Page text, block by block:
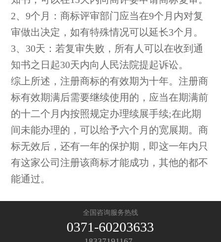
2、9个月：商标评审部门应当在9个月内对复
审做出决定，如有特殊情况可以延长3个月。
3、30天：若复审失败，所有人可以在收到通
知书之日起30天内向人民法院提起诉讼。
综上所述，注册商标的有效期为十年。注册商
标有效期满后需要继续使用的，应当在期满前
的十二个月内按照规定办理续展手续;在此期
间未能办理的，可以给予六个月的宽展期。商
标无效后，还有一年的保护期，即这一年内只
有这家公司注册该商标才能成功，其他的都不
能通过。
全国咨询服务热线
0371-60203633